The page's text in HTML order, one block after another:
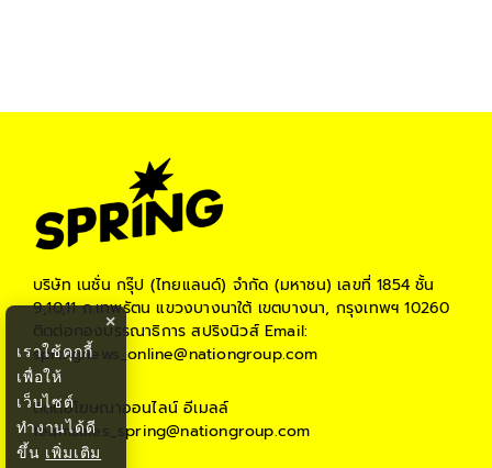
บริษัท เนชั่น กรุ๊ป (ไทยแลนด์) จำกัด (มหาชน) เลขที่ 1854 ชั้น
9,10,11 ถ.เทพรัตน แขวงบางนาใต้ เขตบางนา, กรุงเทพฯ 10260
ติดต่อกองบรรณาธิการ สปริงนิวส์Email:
springnews_online@nationgroup.com
ติดต่อโฆษณาออนไลน์ อีเมลล์
teamsales_spring@nationgroup.com
×
เราใช้คุกกี้
เพื่อให้
เว็บไซต์
ทำงานได้ดี
ขึ้น เพิ่มเติม